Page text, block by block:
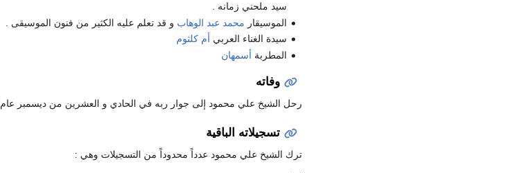
سيد ملحني زمانه .
الموسيقار محمد عبد الوهاب و قد تعلم عليه الكثير من فنون الموسيقى .
سيدة الغناء العربي أم كلثوم
المطربة أسمهان
وفاته
رحل الشيخ علي محمود إلى جوار ربه في الحادي و العشرين من ديسمبر عام 1946م تاركاً عدداً غير كثير من التسجيلات التي تعد تحفاً فنية رائعة .
تسجيلاته الباقية
ترك الشيخ علي محمود عدداً محدوداً من التسجيلات وهي :